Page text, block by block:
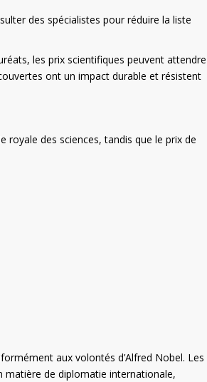
des spécialistes pour réduire la liste
les prix scientifiques peuvent attendre
ont un impact durable et résistent
royale des sciences, tandis que le prix de
aux volontés d’Alfred Nobel. Les
matière de diplomatie internationale,